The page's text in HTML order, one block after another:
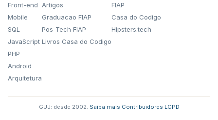
Front-end
Mobile
SQL
JavaScript
PHP
Android
Arquitetura
Artigos
Graduacao FIAP
Pos-Tech FIAP
Livros Casa do Codigo
FIAP
Casa do Codigo
Hipsters.tech
GUJ: desde 2002. Saiba mais Contribuidores LGPD